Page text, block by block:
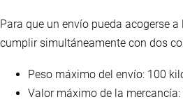
Para que un envío pueda acogerse a
cumplir simultáneamente con dos
Peso máximo del envío: 100
Valor máximo de la mercancía: